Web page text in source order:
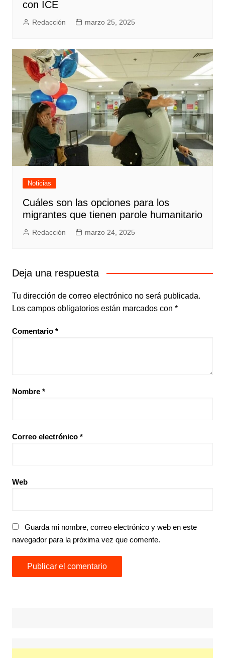
con ICE
Redacción marzo 25, 2025
Noticias
Cuáles son las opciones para los
migrantes que tienen parole humanitario
Redacción marzo 24, 2025
Deja una respuesta
Tu dirección de correo electrónico no será publicada.
Los campos obligatorios están marcados con *
Comentario *
Nombre *
Correo electrónico *
Web
Guarda mi nombre, correo electrónico y web en este
navegador para la próxima vez que comente.